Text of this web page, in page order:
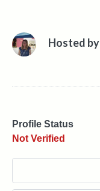
Hosted by
Profile Status
Not Verified